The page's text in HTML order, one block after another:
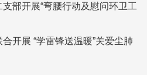
部开展“弯腰行动及慰问环卫工
开展 “学雷锋送温暖”关爱尘肺